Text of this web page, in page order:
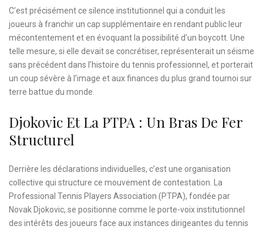
C’est précisément ce silence institutionnel qui a conduit les
joueurs à franchir un cap supplémentaire en rendant public leur
mécontentement et en évoquant la possibilité d’un boycott. Une
telle mesure, si elle devait se concrétiser, représenterait un séisme
sans précédent dans l’histoire du tennis professionnel, et porterait
un coup sévère à l’image et aux finances du plus grand tournoi sur
terre battue du monde.
Djokovic Et La PTPA : Un Bras De Fer
Structurel
Derrière les déclarations individuelles, c’est une organisation
collective qui structure ce mouvement de contestation. La
Professional Tennis Players Association (PTPA), fondée par
Novak Djokovic, se positionne comme le porte-voix institutionnel
des intérêts des joueurs face aux instances dirigeantes du tennis